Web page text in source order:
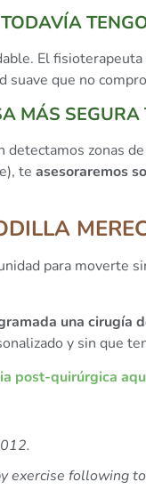
El
suave que no
MÁS
zonas
te asesoraremos
para moverte
una cirugía
y sin que
post-quirúrgica
exercise following